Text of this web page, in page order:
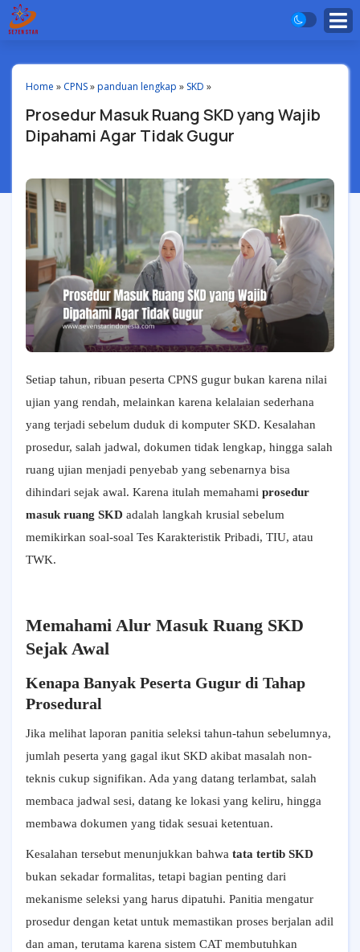
Home » CPNS»panduan lengkap » SKD »
Prosedur Masuk Ruang SKD yang Wajib
Dipahami Agar Tidak Gugur
Setiap tahun, ribuan peserta CPNS gugur bukan karena nilai
ujian yang rendah, melainkan karena kelalaian sederhana
yang terjadi sebelum duduk di komputer SKD. Kesalahan
prosedur, salah jadwal, dokumen tidak lengkap, hingga salah
ruang ujian menjadi penyebab yang sebenarnya bisa
dihindari sejak awal. Karena itulah memahami prosedur
masuk ruang SKD adalah langkah krusial sebelum
memikirkan soal-soal Tes Karakteristik Pribadi, TIU, atau
TWK.
Memahami Alur Masuk Ruang SKD
Sejak Awal
Kenapa Banyak Peserta Gugur di Tahap
Prosedural
Jika melihat laporan panitia seleksi tahun-tahun sebelumnya,
jumlah peserta yang gagal ikut SKD akibat masalah non-
teknis cukup signifikan. Ada yang datang terlambat, salah
membaca jadwal sesi, datang ke lokasi yang keliru, hingga
membawa dokumen yang tidak sesuai ketentuan.
Kesalahan tersebut menunjukkan bahwa tata tertib SKD
bukan sekadar formalitas, tetapi bagian penting dari
mekanisme seleksi yang harus dipatuhi. Panitia mengatur
prosedur dengan ketat untuk memastikan proses berjalan adil
dan aman, terutama karena sistem CAT membutuhkan